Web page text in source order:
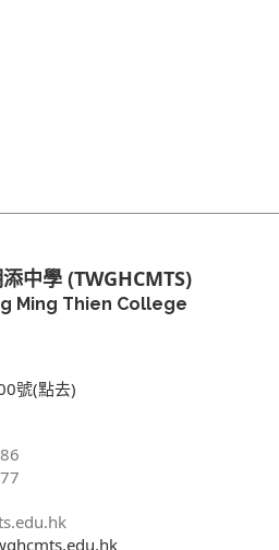
中學 (TWGHCMTS)
Ming Thien College
號(點去)